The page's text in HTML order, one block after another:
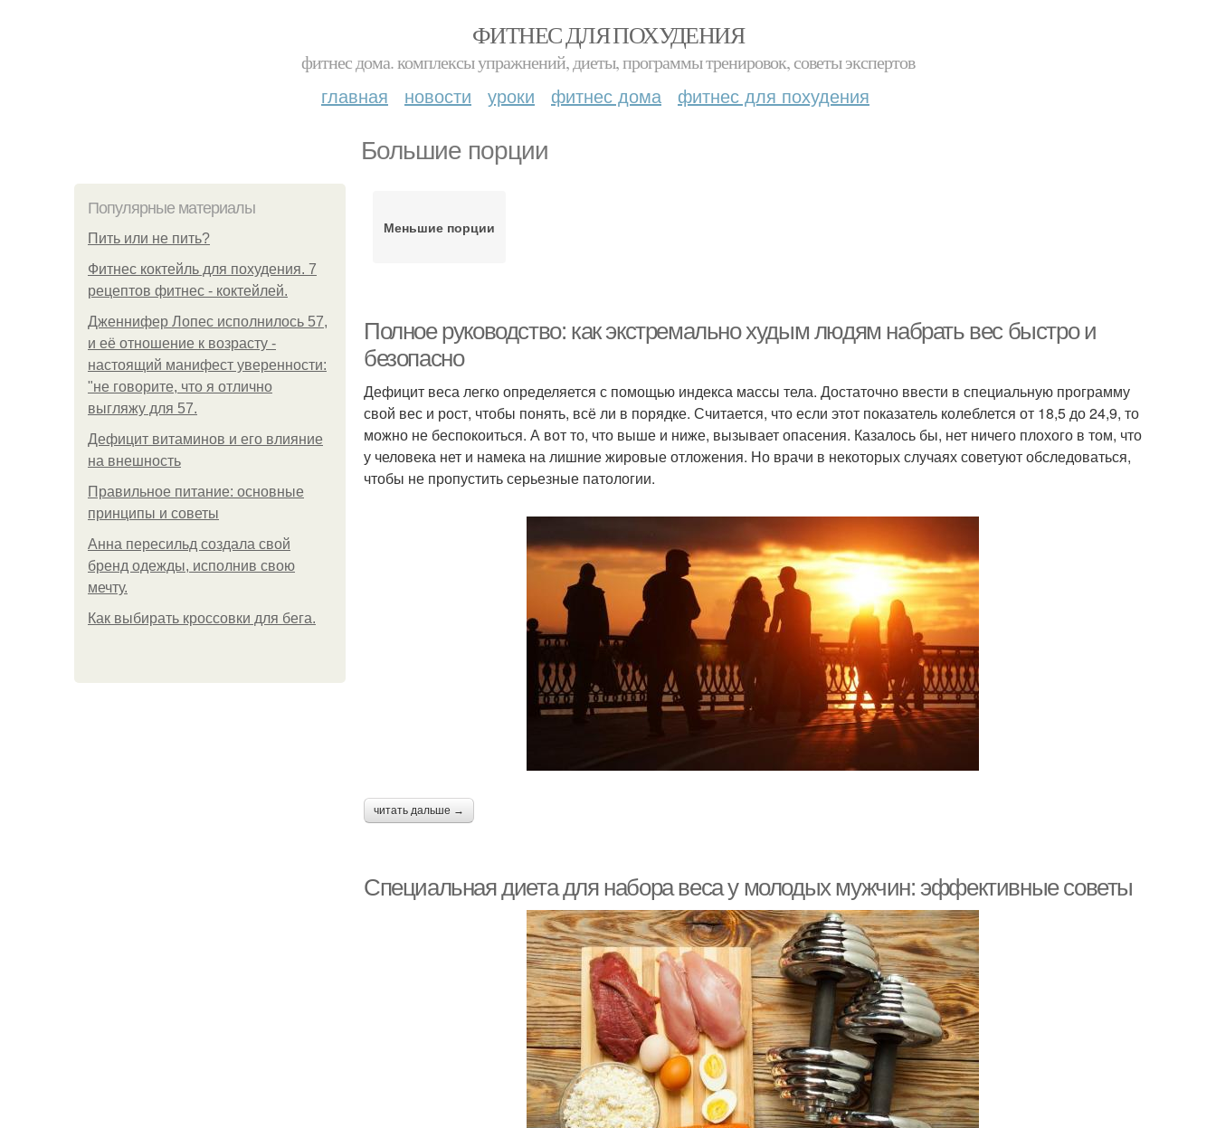
ФИТНЕС ДЛЯ ПОХУДЕНИЯ
фитнес дома. комплексы упражнений, диеты, программы тренировок, советы экспертов
главная новости уроки фитнес дома фитнес для похудения
Большие порции
Популярные материалы
Пить или не пить?
Фитнес коктейль для похудения. 7
рецептов фитнес - коктейлей.
Дженнифер Лопес исполнилось 57,
и её отношение к возрасту -
настоящий манифест уверенности:
"не говорите, что я отлично
выгляжу для 57.
Дефицит витаминов и его влияние
на внешность
Правильное питание: основные
принципы и советы
Анна пересильд создала свой
бренд одежды, исполнив свою
мечту.
Как выбирать кроссовки для бега.
Меньшие порции
Полное руководство: как экстремально худым людям набрать вес быстро и
безопасно
Дефицит веса легко определяется с помощью индекса массы тела. Достаточно ввести в специальную программу
свой вес и рост, чтобы понять, всё ли в порядке. Считается, что если этот показатель колеблется от 18,5 до 24,9, то
можно не беспокоиться. А вот то, что выше и ниже, вызывает опасения. Казалось бы, нет ничего плохого в том, что
у человека нет и намека на лишние жировые отложения. Но врачи в некоторых случаях советуют обследоваться,
чтобы не пропустить серьезные патологии.
читать дальше →
Специальная диета для набора веса у молодых мужчин: эффективные советы